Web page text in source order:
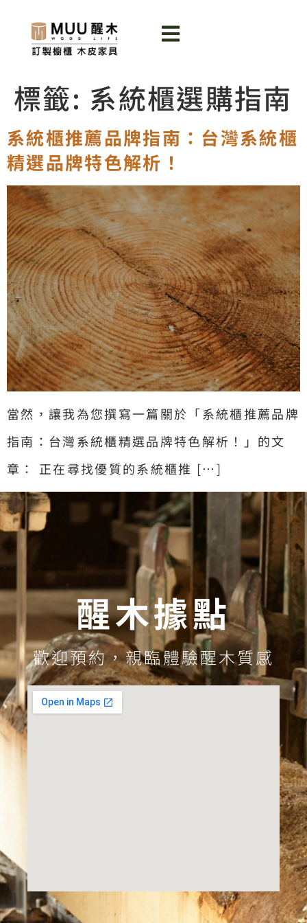
標籤: 系統櫃選購指南
系統櫃推薦品牌指南：台灣系統櫃
精選品牌特色解析！
當然，讓我為您撰寫一篇關於「系統櫃推薦品牌
指南：台灣系統櫃精選品牌特色解析！」的文
章： 正在尋找優質的系統櫃推 […]
醒木據點
歡迎預約，親臨體驗醒木質感